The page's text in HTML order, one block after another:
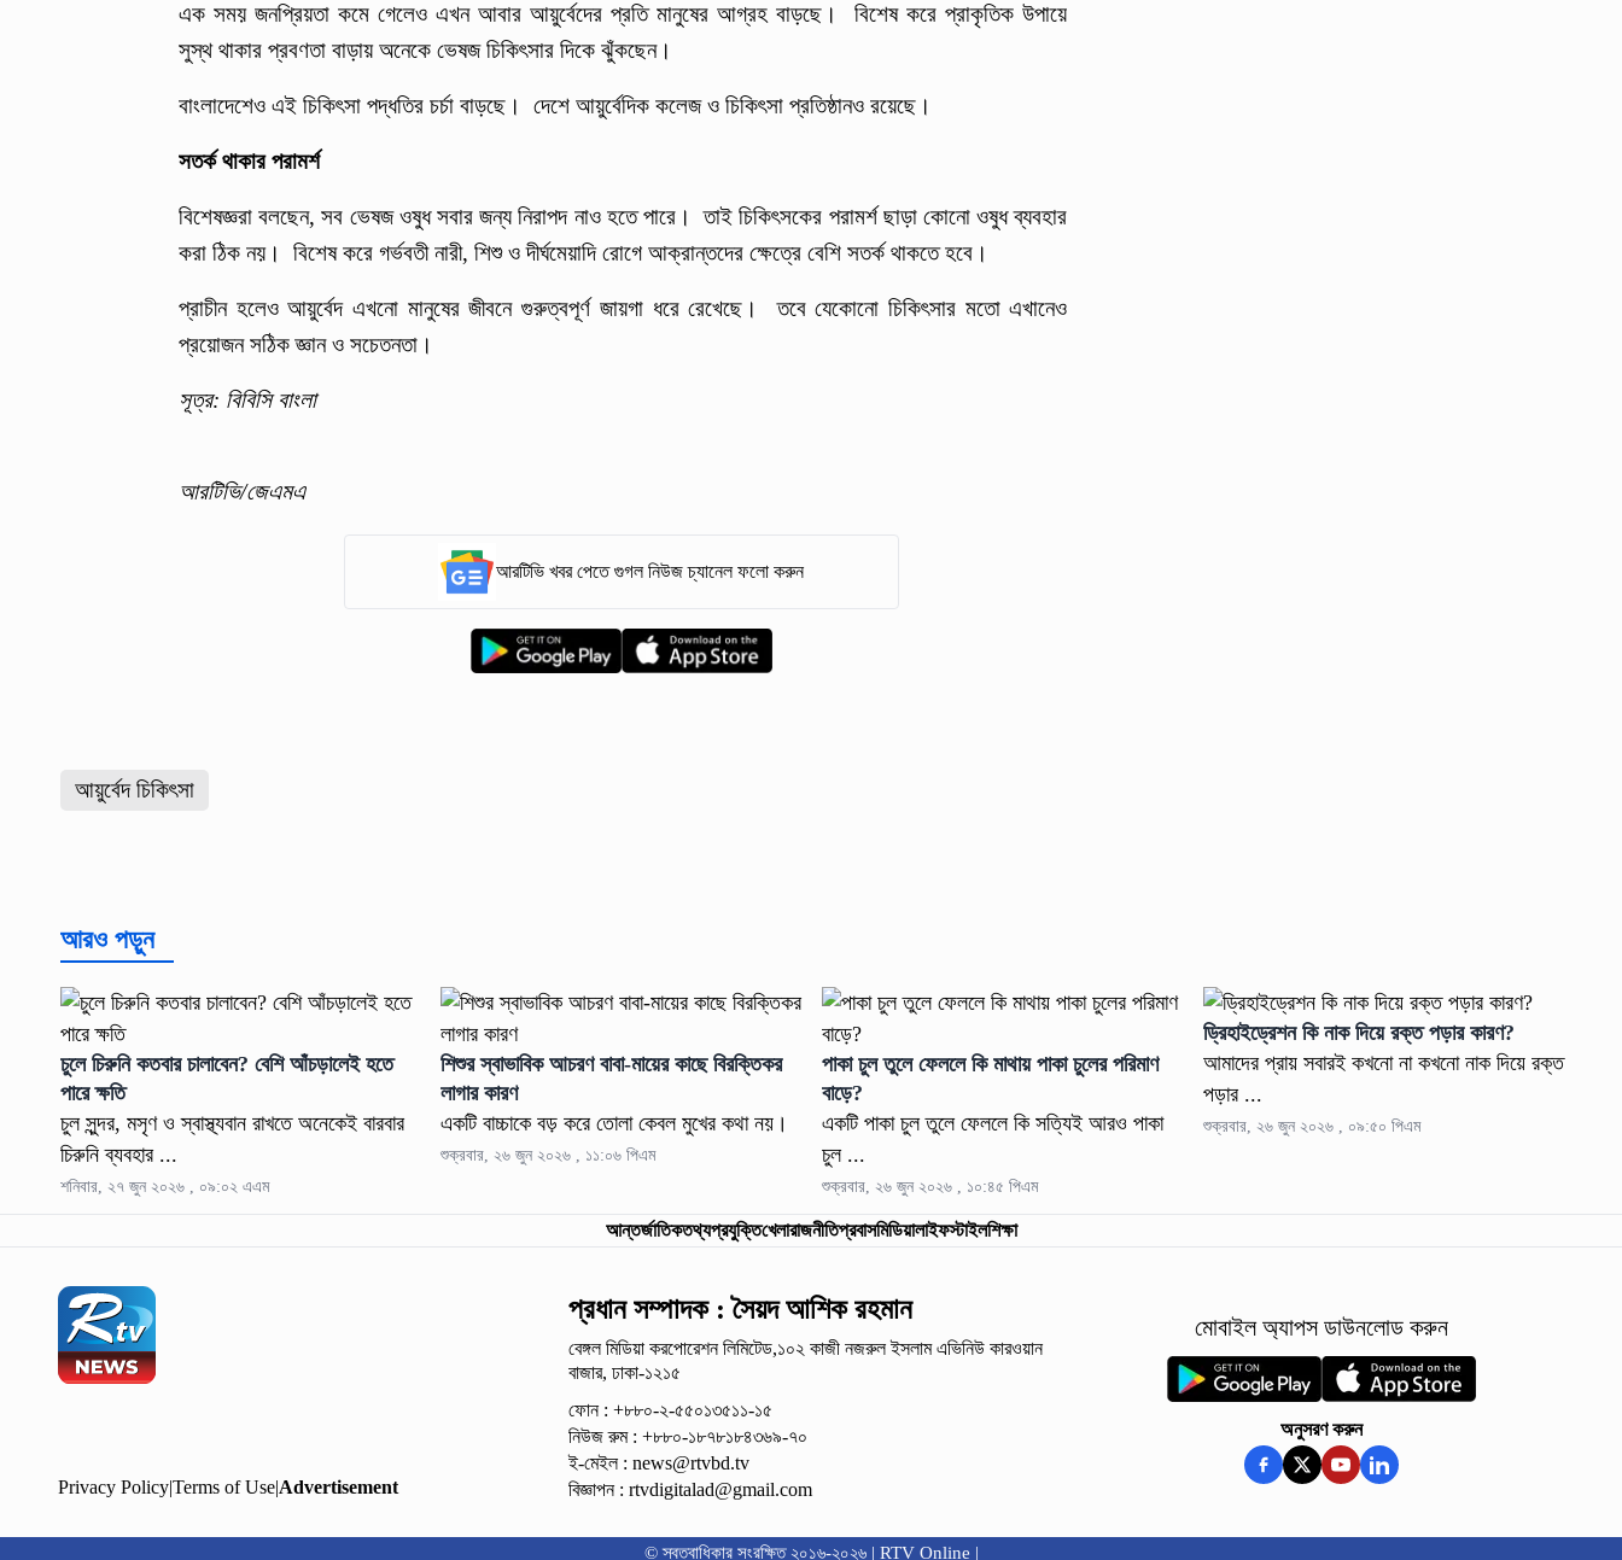
এক সময় জনপ্রিয়তা কমে গেলেও এখন আবার আয়ুর্বেদের প্রতি মানুষের আগ্রহ বাড়ছে। বিশেষ করে প্রাকৃতিক উপায়ে
সুস্থ থাকার প্রবণতা বাড়ায় অনেকে ভেষজ চিকিৎসার দিকে ঝুঁকছেন।
বাংলাদেশেও এই চিকিৎসা পদ্ধতির চর্চা বাড়ছে। দেশে আয়ুর্বেদিক কলেজ ও চিকিৎসা প্রতিষ্ঠানও রয়েছে।
সতর্ক থাকার পরামর্শ
বিশেষজ্ঞরা বলছেন, সব ভেষজ ওষুধ সবার জন্য নিরাপদ নাও হতে পারে। তাই চিকিৎসকের পরামর্শ ছাড়া কোনো ওষুধ ব্যবহার
করা ঠিক নয়। বিশেষ করে গর্ভবতী নারী, শিশু ও দীর্ঘমেয়াদি রোগে আক্রান্তদের ক্ষেত্রে বেশি সতর্ক থাকতে হবে।
প্রাচীন হলেও আয়ুর্বেদ এখনো মানুষের জীবনে গুরুত্বপূর্ণ জায়গা ধরে রেখেছে। তবে যেকোনো চিকিৎসার মতো এখানেও
প্রয়োজন সঠিক জ্ঞান ও সচেতনতা।
সূত্র: বিবিসি বাংলা
আরটিভি/জেএমএ
আরটিভি খবর পেতে গুগল নিউজ চ্যানেল ফলো করুন
আয়ুর্বেদ চিকিৎসা
আরও পড়ুন
চুলে চিরুনি কতবার চালাবেন? বেশি আঁচড়ালেই হতে
পারে ক্ষতি
চুল সুন্দর, মসৃণ ও স্বাস্থ্যবান রাখতে অনেকেই বারবার
চিরুনি ব্যবহার ...
শনিবার, ২৭ জুন ২০২৬ , ০৯:০২ এএম
শিশুর স্বাভাবিক আচরণ বাবা-মায়ের কাছে বিরক্তিকর
লাগার কারণ
একটি বাচ্চাকে বড় করে তোলা কেবল মুখের কথা নয়।
শুক্রবার, ২৬ জুন ২০২৬ , ১১:০৬ পিএম
পাকা চুল তুলে ফেললে কি মাথায় পাকা চুলের পরিমাণ
বাড়ে?
একটি পাকা চুল তুলে ফেললে কি সত্যিই আরও পাকা
চুল ...
শুক্রবার, ২৬ জুন ২০২৬ , ১০:৪৫ পিএম
ড্রিহাইড্রেশন কি নাক দিয়ে রক্ত পড়ার কারণ?
আমাদের প্রায় সবারই কখনো না কখনো নাক দিয়ে রক্ত
​​পড়ার ...
শুক্রবার, ২৬ জুন ২০২৬ , ০৯:৫০ পিএম
আন্তর্জাতিকতথ্যপ্রযুক্তিখেলারাজনীতিপ্রবাসমিডিয়ালাইফস্টাইলশিক্ষা
Privacy Policy|Terms of Use|Advertisement
প্রধান সম্পাদক : সৈয়দ আশিক রহমান
বেঙ্গল মিডিয়া করপোরেশন লিমিটেড,১০২ কাজী নজরুল ইসলামএভিনিউ কারওয়ান
বাজার, ঢাকা-১২১৫
ফোন : +৮৮০-২-৫৫০১৩৫১১-১৫
নিউজ রুম : +৮৮০-১৮৭৮১৮৪৩৬৯-৭০
ই-মেইল : news@rtvbd.tv
বিজ্ঞাপন : rtvdigitalad@gmail.com
মোবাইল অ্যাপস ডাউনলোড করুন
অনুসরণ করুন
© স্বত্বাধিকার সংরক্ষিত ২০১৬-২০২৬ | RTV Online |